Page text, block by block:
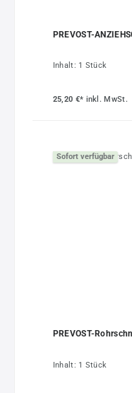
PREVOST-
Inhalt: 1 Stück
25,20 €* inkl. MwSt.
Sofort verfügbar
Inhalt: 1 Stück